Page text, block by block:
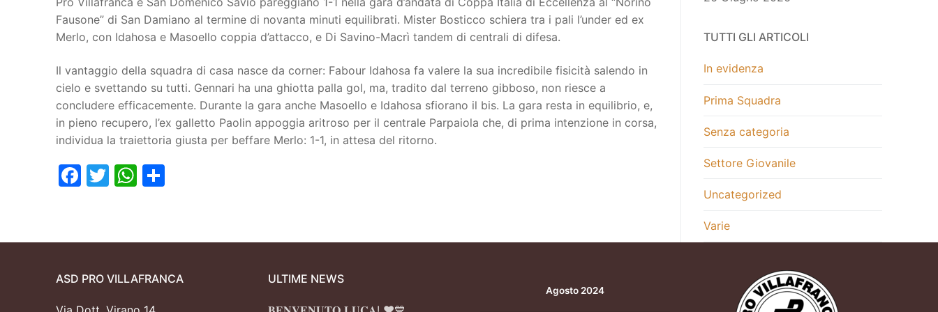
Juniores
Fausone” di San Damiano al termine di novanta minuti equilibrati. Mister Bosticco schiera tra i pali l’under ed ex
Merlo, con Idahosa e Masoello coppia d’attacco, e Di Savino-Macrì tandem di centrali di difesa.
Il vantaggio della squadra di casa nasce da corner: Fabour Idahosa fa valere la sua incredibile fisicità salendo in
cielo e svettando su tutti. Gennari ha una ghiotta palla gol, ma, tradito dal terreno gibboso, non riesce a
concludere efficacemente. Durante la gara anche Masoello e Idahosa sfiorano il bis. La gara resta in equilibrio, e,
in pieno recupero, l’ex galletto Paolin appoggia aritroso per il centrale Parpaiola che, di prima intenzione in corsa,
individua la traiettoria giusta per beffare Merlo: 1-1, in attesa del ritorno.
Facebook
TwitterWhatsApp
TUTTI GLI ARTICOLI
In evidenza
Prima Squadra
Senza categoria
Settore Giovanile
Uncategorized
Varie
ASD PRO VILLAFRANCA ULTIME NEWS
Agosto 2024